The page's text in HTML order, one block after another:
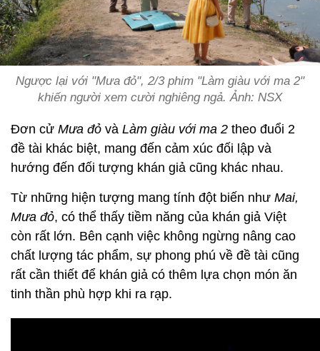
Ngược lại với "Mưa đỏ", 2/3 phim "Làm giàu với ma 2"
khiến người xem cười nghiêng ngả. Ảnh: NSX
Đơn cử Mưa đỏ và Làm giàu với ma 2 theo đuổi 2
đề tài khác biệt, mang đến cảm xúc đối lập và
hướng đến đối tượng khán giả cũng khác nhau.
Từ những hiện tượng mang tính đột biến như Mai,
Mưa đỏ, có thể thấy tiềm năng của khán giả Việt
còn rất lớn. Bên cạnh việc không ngừng nâng cao
chất lượng tác phẩm, sự phong phú về đề tài cũng
rất cần thiết để khán giả có thêm lựa chọn món ăn
tinh thần phù hợp khi ra rạp.